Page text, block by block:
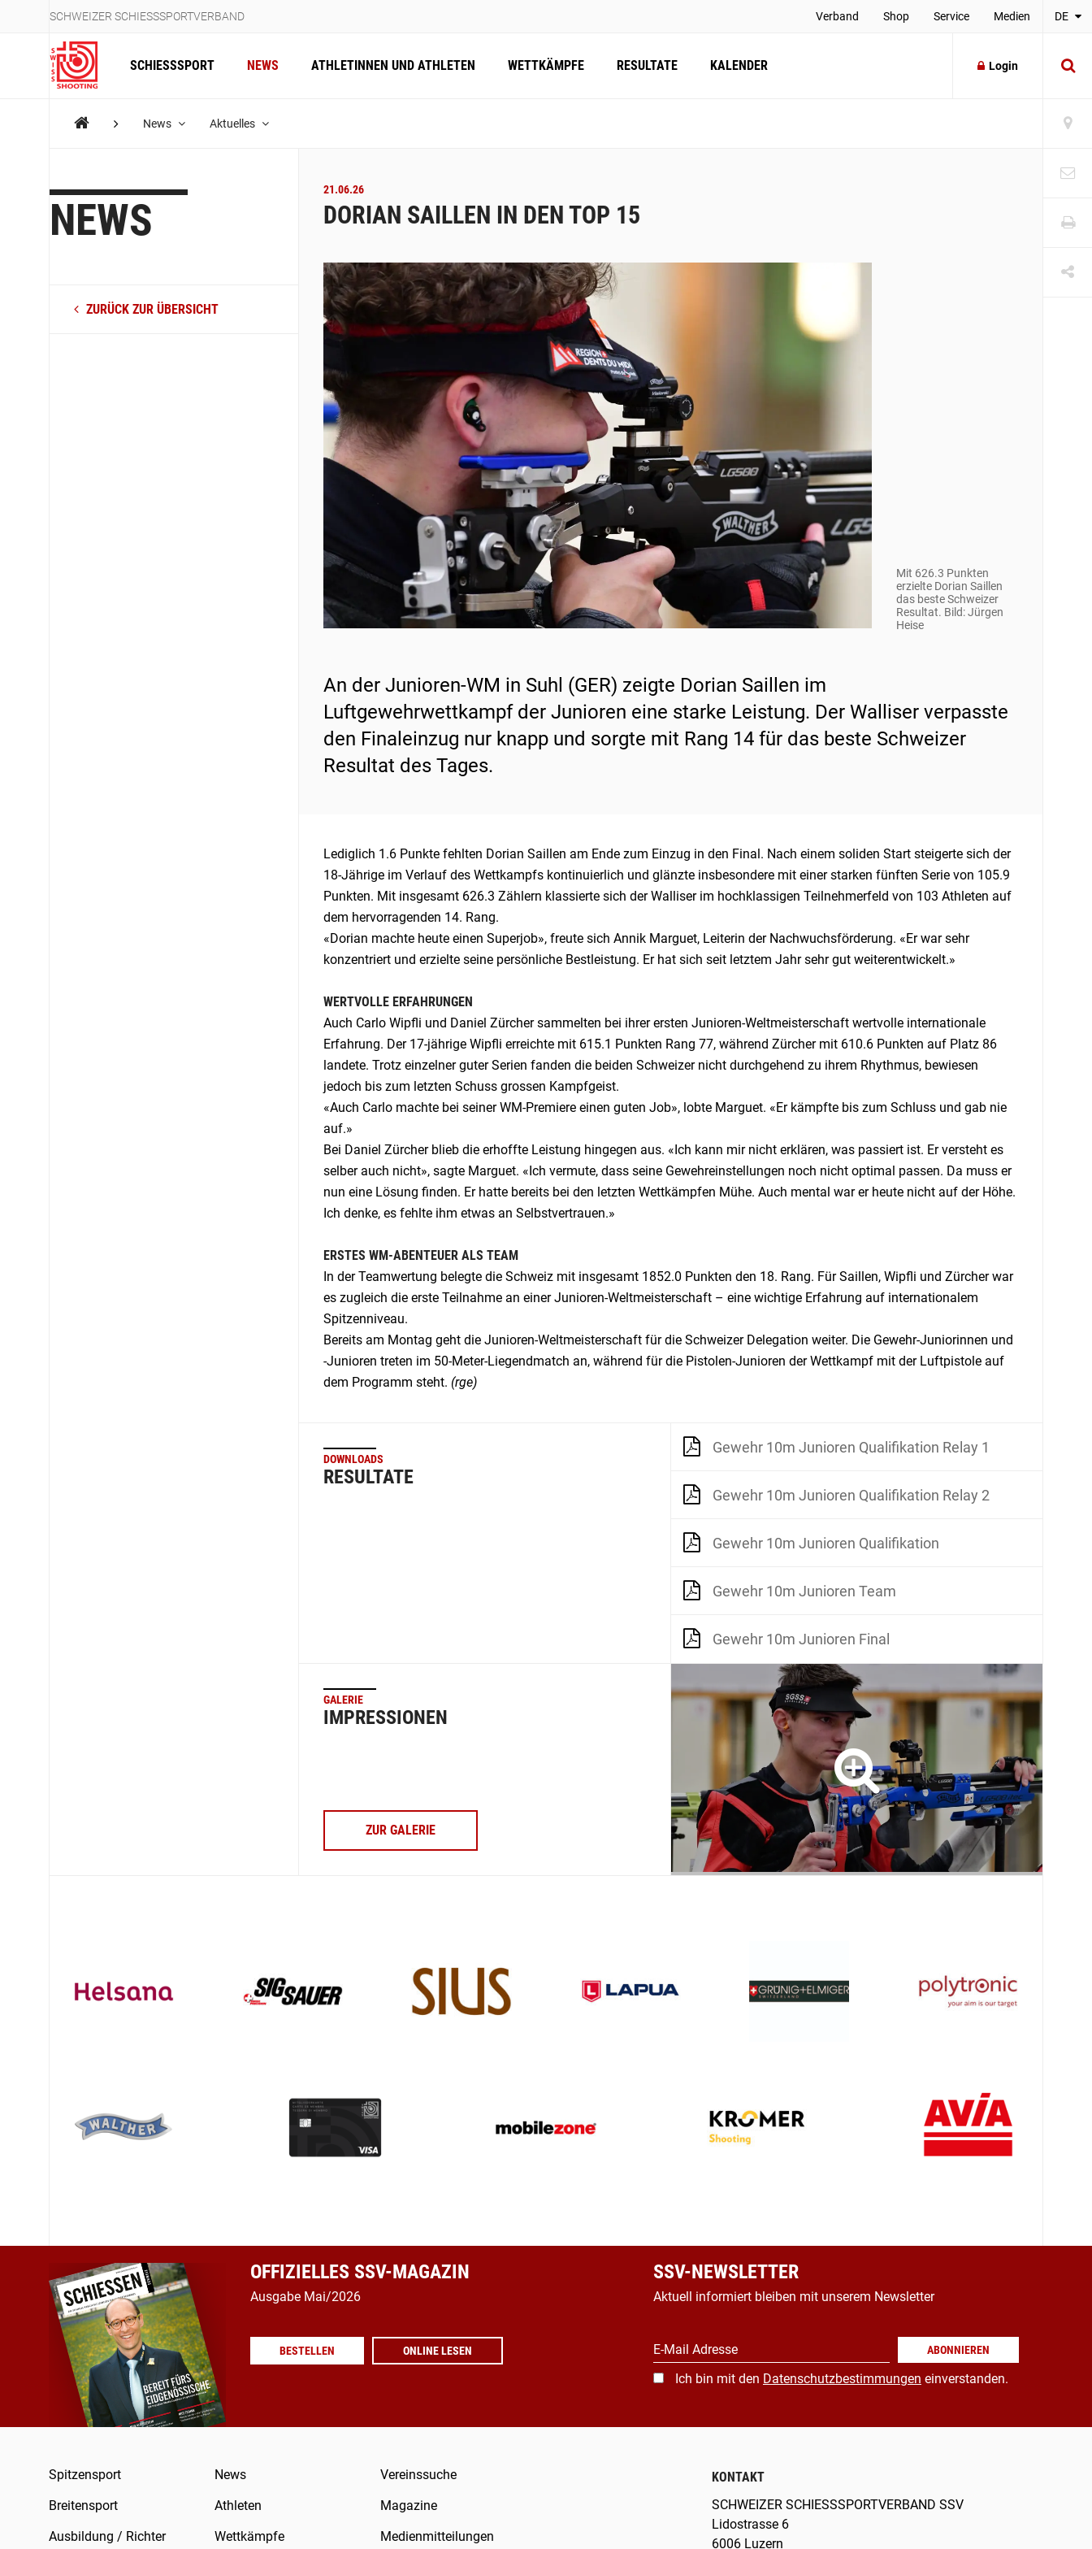
SCHWEIZER SCHIESSSPORTVERBAND Verband Shop Service Medien DE
SCHIESSSPORT NEWS ATHLETINNEN UND ATHLETEN WETTKÄMPFE RESULTATE KALENDER Login
News Aktuelles
NEWS
ZURÜCK ZUR ÜBERSICHT
21.06.26
DORIAN SAILLEN IN DEN TOP 15
Mit 626.3 Punkten
erzielte Dorian Saillen
das beste Schweizer
Resultat. Bild: Jürgen
Heise
An der Junioren-WM in Suhl (GER) zeigte Dorian Saillen im
Luftgewehrwettkampf der Junioren eine starke Leistung. Der Walliser verpasste
den Finaleinzug nur knapp und sorgte mit Rang 14 für das beste Schweizer
Resultat des Tages.
Lediglich 1.6 Punkte fehlten Dorian Saillen am Ende zum Einzug in den Final. Nach einem soliden Start steigerte sich der
18-Jährige im Verlauf des Wettkampfs kontinuierlich und glänzte insbesondere mit einer starken fünften Serie von 105.9
Punkten. Mit insgesamt 626.3 Zählern klassierte sich der Walliser im hochklassigen Teilnehmerfeld von 103 Athleten auf
dem hervorragenden 14. Rang.
«Dorian machte heute einen Superjob», freute sich Annik Marguet, Leiterin der Nachwuchsförderung. «Er war sehr
konzentriert und erzielte seine persönliche Bestleistung. Er hat sich seit letztem Jahr sehr gut weiterentwickelt.»
WERTVOLLE ERFAHRUNGEN
Auch Carlo Wipfli und Daniel Zürcher sammelten bei ihrer ersten Junioren-Weltmeisterschaft wertvolle internationale
Erfahrung. Der 17-jährige Wipfli erreichte mit 615.1 Punkten Rang 77, während Zürcher mit 610.6 Punkten auf Platz 86
landete. Trotz einzelner guter Serien fanden die beiden Schweizer nicht durchgehend zu ihrem Rhythmus, bewiesen
jedoch bis zum letzten Schuss grossen Kampfgeist.
«Auch Carlo machte bei seiner WM-Premiere einen guten Job», lobte Marguet. «Er kämpfte bis zum Schluss und gab nie
auf.»
Bei Daniel Zürcher blieb die erhoffte Leistung hingegen aus. «Ich kann mir nicht erklären, was passiert ist. Er versteht es
selber auch nicht», sagte Marguet. «Ich vermute, dass seine Gewehreinstellungen noch nicht optimal passen. Da muss er
nun eine Lösung finden. Er hatte bereits bei den letzten Wettkämpfen Mühe. Auch mental war er heute nicht auf der Höhe.
Ich denke, es fehlte ihm etwas an Selbstvertrauen.»
ERSTES WM-ABENTEUER ALS TEAM
In der Teamwertung belegte die Schweiz mit insgesamt 1852.0 Punkten den 18. Rang. Für Saillen, Wipfli und Zürcher war
es zugleich die erste Teilnahme an einer Junioren-Weltmeisterschaft – eine wichtige Erfahrung auf internationalem
Spitzenniveau.
Bereits am Montag geht die Junioren-Weltmeisterschaft für die Schweizer Delegation weiter. Die Gewehr-Juniorinnen und
-Junioren treten im 50-Meter-Liegendmatch an, während für die Pistolen-Junioren der Wettkampf mit der Luftpistole auf
dem Programm steht. (rge)
DOWNLOADS
RESULTATE
Gewehr 10m Junioren Qualifikation Relay 1
Gewehr 10m Junioren Qualifikation Relay 2
Gewehr 10m Junioren Qualifikation
Gewehr 10m Junioren Team
Gewehr 10m Junioren Final
GALERIE
IMPRESSIONEN
ZUR GALERIE
OFFIZIELLES SSV-MAGAZIN
Ausgabe Mai/2026
BESTELLEN ONLINE LESEN
SSV-NEWSLETTER
Aktuell informiert bleiben mit unserem Newsletter
E-Mail Adresse ABONNIEREN
Ich bin mit den Datenschutzbestimmungen einverstanden.
Spitzensport
Breitensport
Ausbildung / Richter
News
Athleten
Wettkämpfe
Vereinssuche
Magazine
Medienmitteilungen
KONTAKT
SCHWEIZER SCHIESSSPORTVERBAND SSV
Lidostrasse 6
6006 Luzern